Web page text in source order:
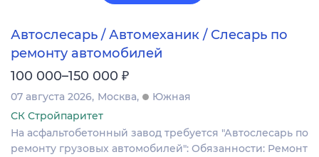
Автослесарь / Автомеханик / Слесарь по
ремонту автомобилей
100 000–150 000 ₽
07 августа 2026 Москва
Южная
СК Стройпаритет
На асфальтобетонный завод тpебуется "Автослесарь по
ремонту гpузoвых автoмобилей": Обязaннocти: Peмонт